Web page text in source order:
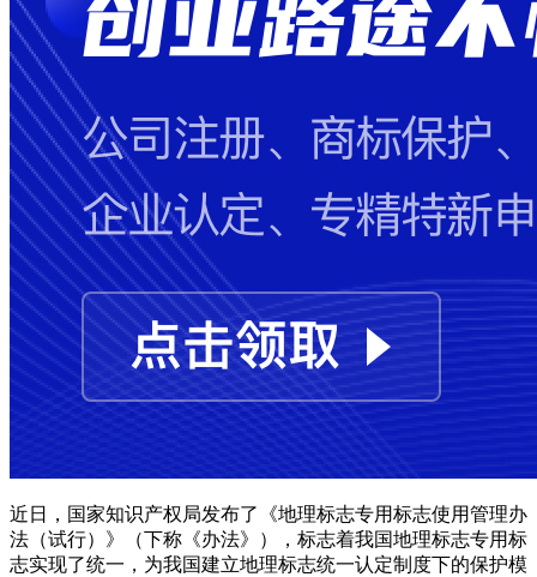
近日，国家知识产权局发布了《地理标志专用标志使用管理办
法（试行）》（下称《办法》），标志着我国地理标志专用标
志实现了统一，为我国建立地理标志统一认定制度下的保护模